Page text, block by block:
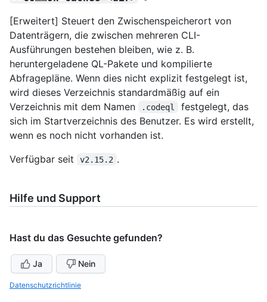
[Erweitert] Steuert den Zwischenspeicherort von
Datenträgern, die zwischen mehreren CLI-
Ausführungen bestehen bleiben, wie z. B.
heruntergeladene QL-Pakete und kompilierte
Abfragepläne. Wenn dies nicht explizit festgelegt ist,
wird dieses Verzeichnis standardmäßig auf ein
Verzeichnis mit dem Namen
.codeql
festgelegt, das
sich im Startverzeichnis des Benutzer. Es wird erstellt,
wenn es noch nicht vorhanden ist.
Verfügbar seit
v2.15.2 .
Hilfe und Support
Hast du das Gesuchte gefunden?
Ja Nein
Datenschutzrichtlinie